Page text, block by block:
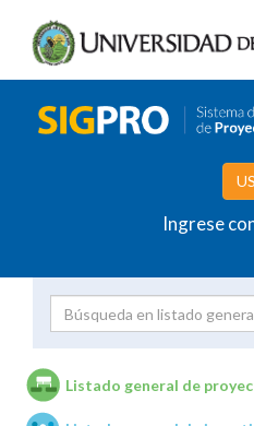
Ingrese
Listado general de